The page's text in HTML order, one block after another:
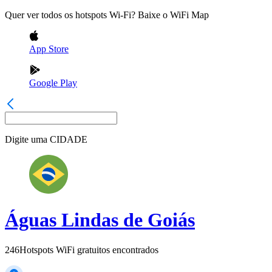
Quer ver todos os hotspots Wi-Fi? Baixe o WiFi Map
App Store
Google Play
Digite uma CIDADE
Águas Lindas de Goiás
246Hotspots WiFi gratuitos encontrados